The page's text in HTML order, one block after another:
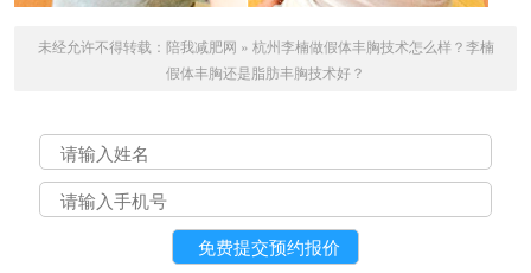
未经允许不得转载： 陪我减肥网 » 杭州李楠做假体丰胸技术怎么样？李楠
假体丰胸还是脂肪丰胸技术好？